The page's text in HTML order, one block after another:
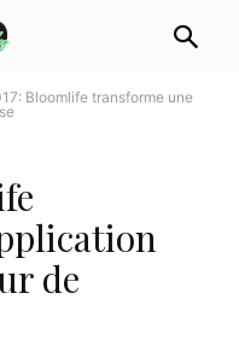
Bloomlife transforme une
de